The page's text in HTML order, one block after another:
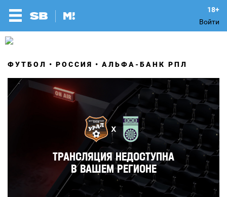
Войти
ФУТБОЛ РОССИЯ АЛЬФА-БАНК РПЛ